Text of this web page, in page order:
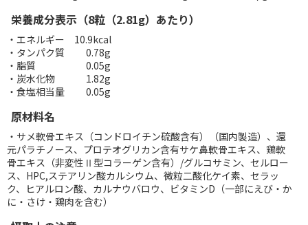
栄養成分表示（8粒（2.81g）あたり）
・エネルギー 10.9kcal
・タンパク質 0.78g
・脂質 0.05g
・炭水化物 1.82g
・食塩相当量 0.05g
原材料名
・サメ軟骨エキス（コンドロイチン硫酸含有）（国内製造）、還
元パラチノース、プロテオグリカン含有サケ鼻軟骨エキス、鶏軟
骨エキス（非変性Ⅱ型コラーゲン含有）/グルコサミン、セルロー
ス、HPC,ステアリン酸カルシウム、微粒二酸化ケイ素、セラッ
ク、ヒアルロン酸、カルナウバロウ、ビタミンD（一部にえび・か
に・さけ・鶏肉を含む）